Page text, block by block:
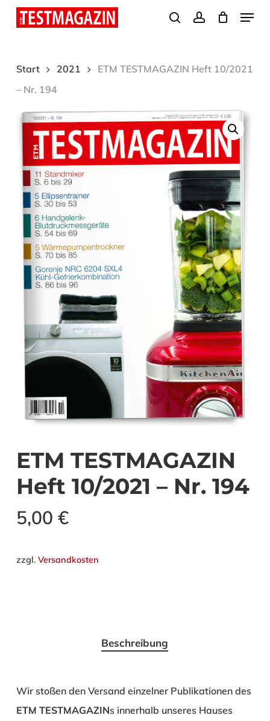
Skip
content
search
Menu
Start 2021
ETM TESTMAGAZIN Heft 10/2021
– Nr. 194
ETM TESTMAGAZIN
Heft 10/2021 – Nr. 194
5,00 €
zzgl. Versandkosten
Beschreibung
Wir stoßen den Versand einzelner Publikationen des
ETM TESTMAGAZINs innerhalb unseres Hauses